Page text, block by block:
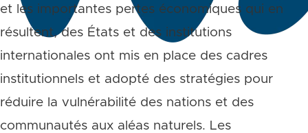
et les importantes pertes économiques qui en
résultent, des États et des institutions
internationales ont mis en place des cadres
institutionnels et adopté des stratégies pour
réduire la vulnérabilité des nations et des
communautés aux aléas naturels. Les